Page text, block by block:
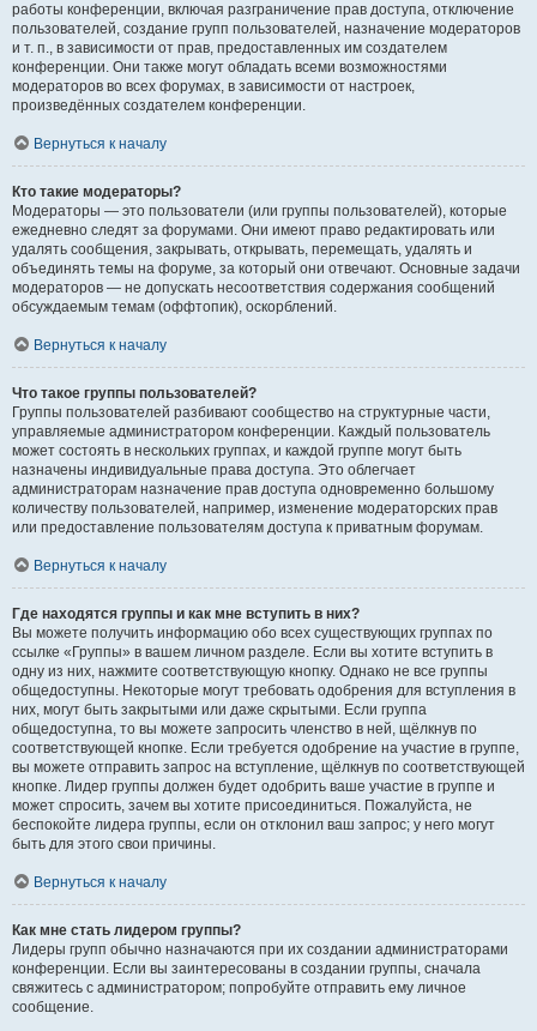
работы конференции, включая разграничение прав доступа, отключение
пользователей, создание групп пользователей, назначение модераторов
и т. п., в зависимости от прав, предоставленных им создателем
конференции. Они также могут обладать всеми возможностями
модераторов во всех форумах, в зависимости от настроек,
произведённых создателем конференции.
Вернуться к началу
Кто такие модераторы?
Модераторы — это пользователи (или группы пользователей), которые
ежедневно следят за форумами. Они имеют право редактировать или
удалять сообщения, закрывать, открывать, перемещать, удалять и
объединять темы на форуме, за который они отвечают. Основные задачи
модераторов — не допускать несоответствия содержания сообщений
обсуждаемым темам (оффтопик), оскорблений.
Вернуться к началу
Что такое группы пользователей?
Группы пользователей разбивают сообщество на структурные части,
управляемые администратором конференции. Каждый пользователь
может состоять в нескольких группах, и каждой группе могут быть
назначены индивидуальные права доступа. Это облегчает
администраторам назначение прав доступа одновременно большому
количеству пользователей, например, изменение модераторских прав
или предоставление пользователям доступа к приватным форумам.
Вернуться к началу
Где находятся группы и как мне вступить в них?
Вы можете получить информацию обо всех существующих группах по
ссылке «Группы» в вашем личном разделе. Если вы хотите вступить в
одну из них, нажмите соответствующую кнопку. Однако не все группы
общедоступны. Некоторые могут требовать одобрения для вступления в
них, могут быть закрытыми или даже скрытыми. Если группа
общедоступна, то вы можете запросить членство в ней, щёлкнув по
соответствующей кнопке. Если требуется одобрение на участие в группе,
вы можете отправить запрос на вступление, щёлкнув по соответствующей
кнопке. Лидер группы должен будет одобрить ваше участие в группе и
может спросить, зачем вы хотите присоединиться. Пожалуйста, не
беспокойте лидера группы, если он отклонил ваш запрос; у него могут
быть для этого свои причины.
Вернуться к началу
Как мне стать лидером группы?
Лидеры групп обычно назначаются при их создании администраторами
конференции. Если вы заинтересованы в создании группы, сначала
свяжитесь с администратором; попробуйте отправить ему личное
сообщение.